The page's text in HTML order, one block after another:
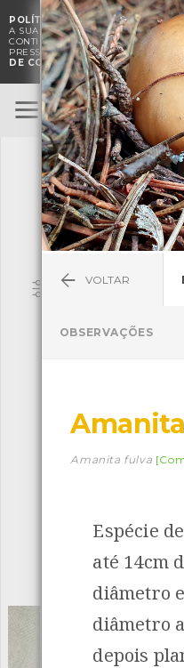
POLÍTICA DE COOKIES. O CMIA
A SUA EXPERIÊNCIA DE
CONTINUAÇÃO DA UTILIZAÇÃO
PRESSUPÕE A ACEITAÇÃO DA
DE COOKIES
BioRegisto
TERMOS DE
SUBMETER
Pesquisa
Descarregar a
Espécies 4837
VOLTAR
OBSERVAÇÕES
Amanita fulva
Espécie
até 14cm
diâmetro
diâmetro
depois